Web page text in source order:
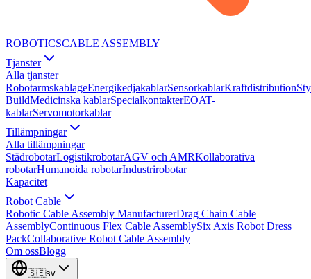
ROBOTICSCABLE ASSEMBLY
Tjanster
Alla tjanster
RobotarmskablageEnergikedjakablarSensorkablarKraftdistribution
BuildMedicinska kablarSpecialkontakterEOAT-
kablarServomotorkablar
Tillämpningar
Alla tillämpningar
StädrobotarLogistikrobotarAGV och AMRKollaborativa
robotarHumanoida robotarIndustrirobotar
Kapacitet
Robot Cable
Robotic Cable Assembly ManufacturerDrag Chain Cable
AssemblyContinuous Flex Cable AssemblySix Axis Robot Dress
PackCollaborative Robot Cable Assembly
Om ossBlogg
🇸🇪sv